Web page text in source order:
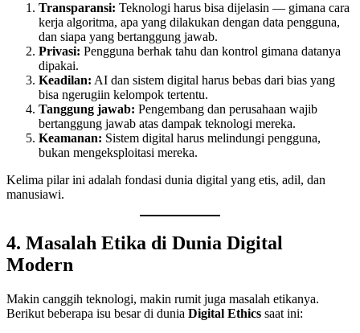
Transparansi: Teknologi harus bisa dijelasin — gimana cara
kerja algoritma, apa yang dilakukan dengan data pengguna,
dan siapa yang bertanggung jawab.
Privasi: Pengguna berhak tahu dan kontrol gimana datanya
dipakai.
Keadilan: AI dan sistem digital harus bebas dari bias yang
bisa ngerugiin kelompok tertentu.
Tanggung jawab: Pengembang dan perusahaan wajib
bertanggung jawab atas dampak teknologi mereka.
Keamanan: Sistem digital harus melindungi pengguna,
bukan mengeksploitasi mereka.
Kelima pilar ini adalah fondasi dunia digital yang etis, adil, dan
manusiawi.
4. Masalah Etika di Dunia Digital
Modern
Makin canggih teknologi, makin rumit juga masalah etikanya.
Berikut beberapa isu besar di dunia Digital Ethics saat ini: